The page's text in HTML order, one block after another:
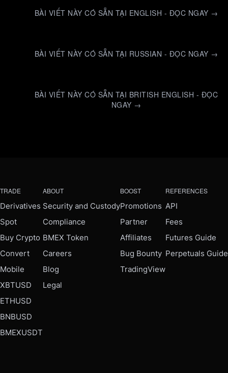
BÀI VIẾT NÀY CÓ SẴN TẠI ENGLISH - ĐỌC NGAY →
BÀI VIẾT NÀY CÓ SẴN TẠI RUSSIAN - ĐỌC NGAY →
BÀI VIẾT NÀY CÓ SẴN TẠI BRITISH ENGLISH - ĐỌC
NGAY →
TRADE
Derivatives
Spot
Buy Crypto
Convert
Mobile
XBTUSD
ETHUSD
BNBUSD
BMEXUSDT
ABOUT
Security and Custody
Compliance
BMEX Token
Careers
Blog
Legal
BOOST
Promotions
Partner
Affiliates
Bug Bounty
TradingView
REFERENCES
API
Fees
Futures Guide
Perpetuals Guide